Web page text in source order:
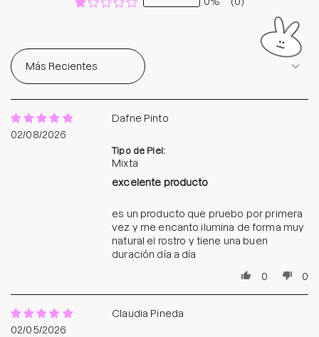
Sort by
02/08/2026
Dafne Pinto
Tipo de Piel:
Mixta
excelente producto
es un producto que pruebo por primera
vez y me encanto ilumina de forma muy
natural el rostro y tiene una buen
duración día a día
0
0
02/05/2026
Claudia Pineda